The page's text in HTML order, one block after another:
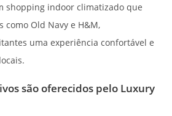
shopping indoor climatizado que
como Old Navy e H&M,
uma experiência confortável e
são oferecidos pelo Luxury